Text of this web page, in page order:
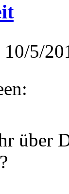
10/5/
über